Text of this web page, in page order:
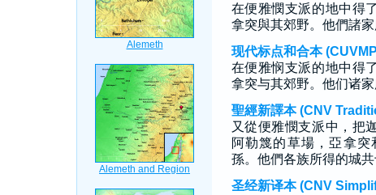
在便雅憫支派的地中得
拿突與其郊野。他們諸家
现代标点和合本
在便雅悯支派的地中得
拿突与其郊野。他们诸家
聖經新譯本 (CNV
又從便雅憫支派中，把
阿勒篾的草場，亞拿
孫。他們各族所得的城共
圣经新译本 (CNV